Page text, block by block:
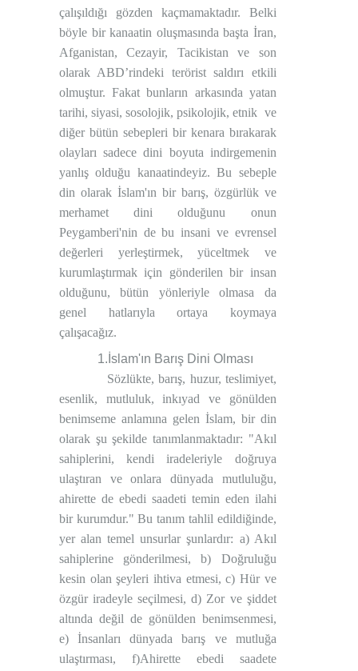
çalışıldığı gözden kaçmamaktadır. Belki
böyle bir kanaatin oluşmasında başta İran,
Afganistan, Cezayir, Tacikistan ve son
olarak ABD’rindeki terörist saldırı etkili
olmuştur. Fakat bunların arkasında yatan
tarihi, siyasi, sosolojik, psikolojik, etnik ve
diğer bütün sebepleri bir kenara bırakarak
olayları sadece dini boyuta indirgemenin
yanlış olduğu kanaatindeyiz. Bu sebeple
din olarak İslam'ın bir barış, özgürlük ve
merhamet dini olduğunu onun
Peygamberi'nin de bu insani ve evrensel
değerleri yerleştirmek, yüceltmek ve
kurumlaştırmak için gönderilen bir insan
olduğunu, bütün yönleriyle olmasa da
genel hatlarıyla ortaya koymaya
çalışacağız.
1.İslam'ın Barış Dini Olması
Sözlükte, barış, huzur, teslimiyet,
esenlik, mutluluk, inkıyad ve gönülden
benimseme anlamına gelen İslam, bir din
olarak şu şekilde tanımlanmaktadır: "Akıl
sahiplerini, kendi iradeleriyle doğruya
ulaştıran ve onlara dünyada mutluluğu,
ahirette de ebedi saadeti temin eden ilahi
bir kurumdur." Bu tanım tahlil edildiğinde,
yer alan temel unsurlar şunlardır: a) Akıl
sahiplerine gönderilmesi, b) Doğruluğu
kesin olan şeyleri ihtiva etmesi, c) Hür ve
özgür iradeyle seçilmesi, d) Zor ve şiddet
altında değil de gönülden benimsenmesi,
e) İnsanları dünyada barış ve mutluğa
ulaştırması, f)Ahirette ebedi saadete